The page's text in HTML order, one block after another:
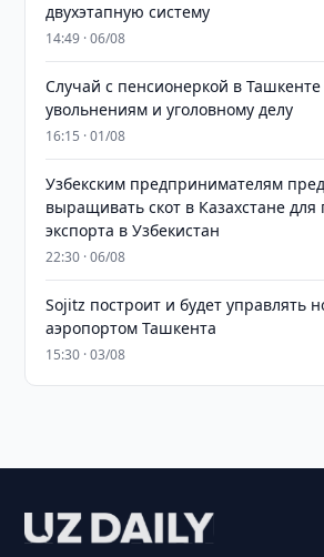
двухэтапную систему
14:49 · 06/08
Случай с пенсионеркой в
увольнениям и уголовному делу
16:15 · 01/08
Узбекским предпринимателям
выращивать скот в Казахстане
экспорта в Узбекистан
22:30 · 06/08
Sojitz построит и будет управлять
аэропортом Ташкента
15:30 · 03/08